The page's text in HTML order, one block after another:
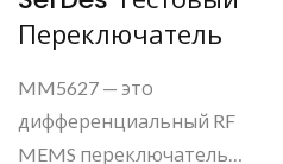
Переключатель
MM5627 — это
дифференциальный RF
MEMS переключатель